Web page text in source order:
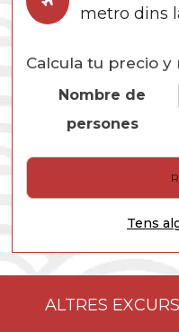
metro dins
Calcula tu precio y
Nombre de
persones
quantitat
Tens
ALTRES